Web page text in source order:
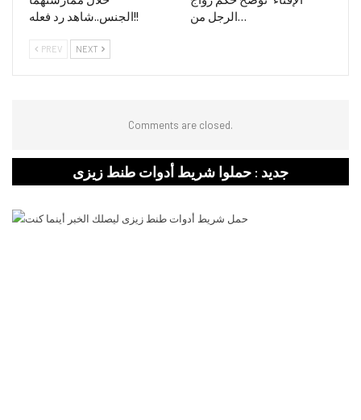
الجنس..شاهد رد فعله!!
الرجل من…
PREV NEXT
Comments are closed.
جديد : حملوا شريط أدوات طنط زيزى